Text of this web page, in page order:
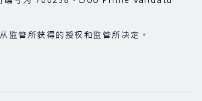
监管所获得的授权和监管所决定。